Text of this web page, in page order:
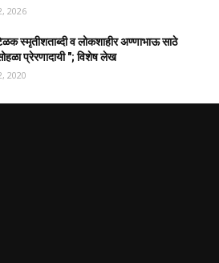
2026
स्मृतीशताब्दी व लोकशाहीर अण्णाभाऊ साठे
प्रेरणादायी "; विशेष लेख
2020